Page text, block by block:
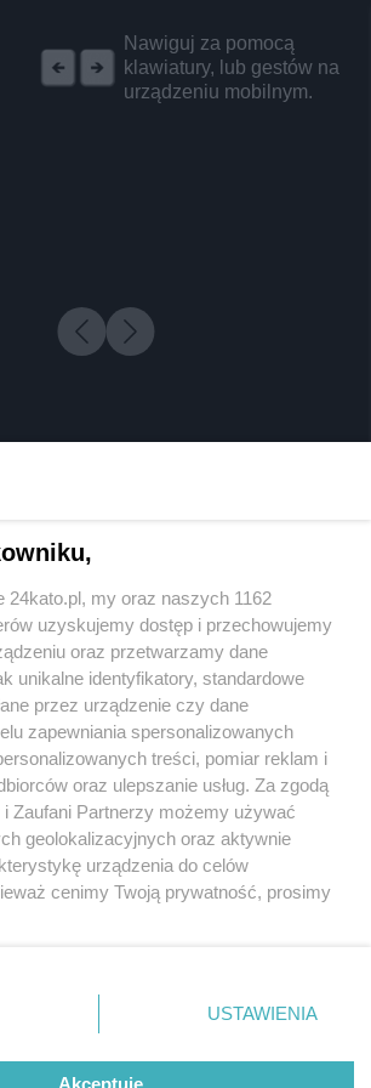
Nawiguj za pomocą
klawiatury, lub gestów na
urządzeniu mobilnym.
2 / 0
lokalnych
prywatności regulamin korzystania z portali
Skontakuj sięz nami
Kontakt
Wydawca
Redakcja
24kato.pl, my oraz naszych 1162
uzyskujemy dostęp i przechowujemy
oraz przetwarzamy dane
unikalne identyfikatory, standardowe
przez urządzenie czy dane
zapewniania spersonalizowanych
treści, pomiar reklam i
oraz ulepszanie usług. Za zgodą
Zaufani Partnerzy możemy używać
geolokalizacyjnych oraz aktywnie
urządzenia do celów
cenimy Twoją prywatność, prosimy
się w lewym dolnym rogu strony
przetwarzania danych nie wymagają
ale masz prawo sprzeciwić się
Preferencje będą miały
USTAWIENIA
Akceptuję